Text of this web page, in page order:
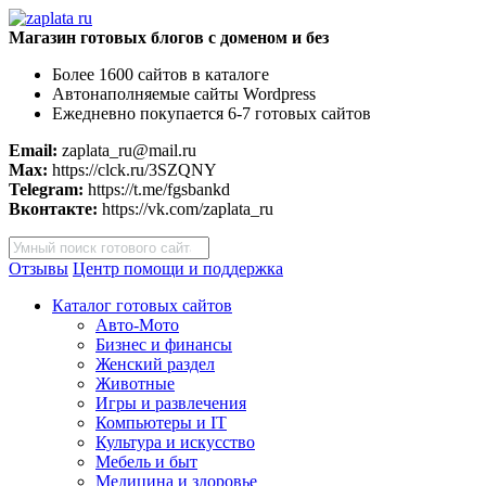
Магазин готовых блогов с доменом и без
Более 1600 сайтов в каталоге
Автонаполняемые сайты Wordpress
Ежедневно покупается 6-7 готовых сайтов
Email: zaplata_ru@mail.ru
Max: https://clck.ru/3SZQNY
Telegram: https://t.me/fgsbankd
Вконтакте: https://vk.com/zaplata_ru
Поиск
товаров
Отзывы Центр помощи и поддержка
Каталог готовых сайтов
Авто-Мото
Бизнес и финансы
Женский раздел
Животные
Игры и развлечения
Компьютеры и IT
Культура и искусство
Мебель и быт
Медицина и здоровье